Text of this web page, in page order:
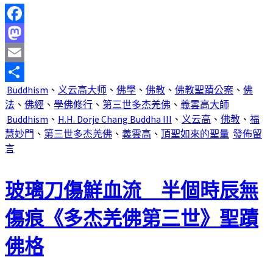
Facebook
Mastodon
Email
分
享
Buddhism 、 义云高大师 、 佛學 、 佛教 、 佛教聖蹟公案 、 佛
法 、 佛經 、 學佛修行 、 第三世多杰羌佛 、 義雲高大師
Buddhism 、 H.H. Dorje Chang Buddha III 、 义云高 、 佛教 、 福
慧妙門 、 第三世多杰羌佛 、 義雲高 、 頂聖如來的聖量 發佈留
言
玻璃刀傷鮮血流 半個時辰無
傷痕《多杰羌佛第三世》聖蹟
佛格